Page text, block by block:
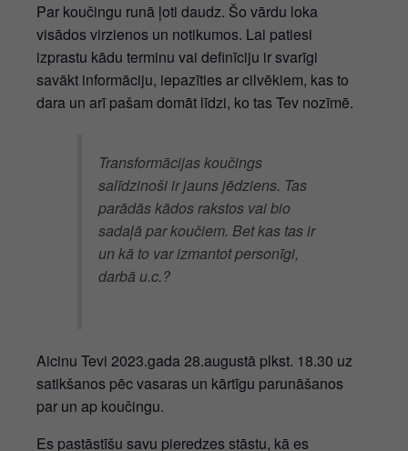
Par koučingu runā ļoti daudz. Šo vārdu loka
visādos virzienos un notikumos. Lai patiesi
izprastu kādu terminu vai definīciju ir svarīgi
savākt informāciju, iepazīties ar cilvēkiem, kas to
dara un arī pašam domāt līdzi, ko tas Tev nozīmē.
Transformācijas koučings
salīdzinoši ir jauns jēdziens. Tas
parādās kādos rakstos vai bio
sadaļā par koučiem. Bet kas tas ir
un kā to var izmantot personīgi,
darbā u.c.?
Aicinu Tevi 2023.gada 28.augustā plkst. 18.30 uz
satikšanos pēc vasaras un kārtīgu parunāšanos
par un ap koučingu.
Es pastāstīšu savu pieredzes stāstu, kā es